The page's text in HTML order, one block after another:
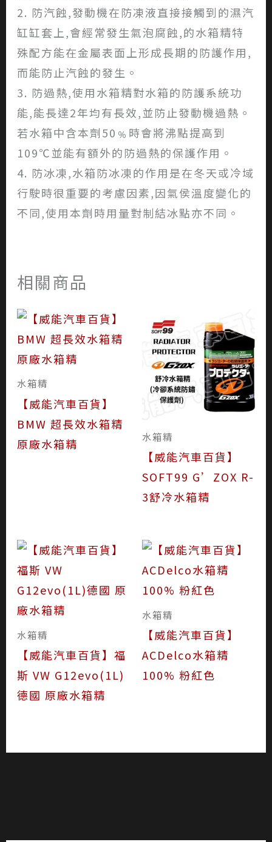
2. 防汽蝕,發動機在防凍液直接接觸到的濕汽
缸缸套上,會經常發生氣泡腐蝕,的水箱精特
殊配方能在金屬表面上形成長期的防護作用,
而能防止汽蝕的發生。
3. 防過熱,使用水箱精對水箱的防護系統功
能,能長達2年均有長效,並防止發動機過熱。
若水箱中含本劑50﹪時會將沸點提高到
109℃並能有額外的防過熱的保護作用。
4. 防冰凍,水箱防冰凍的作用是在冬天或冷域
行駛時很重要的考慮因素,因氣侯溫度變化的
不同,使用本劑時用量對制結冰點亦不同。
相關商品
水箱精
【威能汽車百貨】
BMW 超長效水箱精
原廠水箱精
水箱精
【威能汽車百貨】
SOFT99 G’ZOX R-
3舒冷水箱精
水箱精
【威能汽車百貨】福
斯 VW G12evo(1L)
德國 原廠水箱精
水箱精
【威能汽車百貨】
ACDelco水箱精
100% 粉紅色